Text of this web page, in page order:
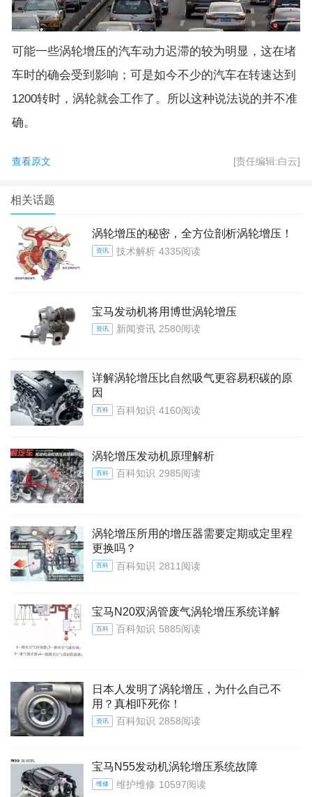
可能一些涡轮增压的汽车动力迟滞的较为明显，这在堵
车时的确会受到影响；可是如今不少的汽车在转速达到
1200转时，涡轮就会工作了。所以这种说法说的并不准
确。
查看原文 [责任编辑:白云]
相关话题
涡轮增压的秘密，全方位剖析涡轮增压！
资讯 技术解析 4335阅读
宝马发动机将用博世涡轮增压
资讯 新闻资讯 2580阅读
详解涡轮增压比自然吸气更容易积碳的原
因
百科 百科知识 4160阅读
涡轮增压发动机原理解析
百科 百科知识 2985阅读
涡轮增压所用的增压器需要定期或定里程
更换吗？
百科 百科知识 2811阅读
宝马N20双涡管废气涡轮增压系统详解
百科 百科知识 5885阅读
日本人发明了涡轮增压，为什么自己不
用？真相吓死你！
资讯 百科知识 2858阅读
宝马N55发动机涡轮增压系统故障
维修 维护维修 10597阅读